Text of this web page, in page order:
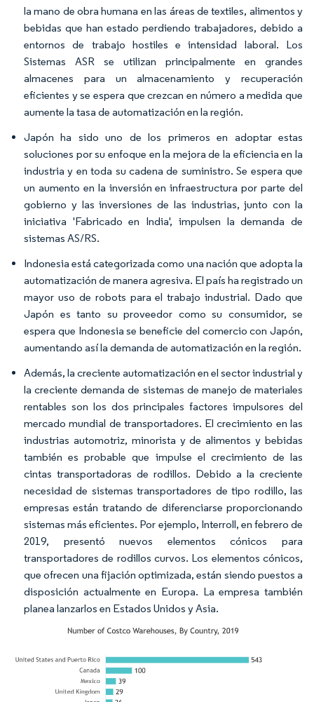
la mano de obra humana en las áreas de textiles, alimentos y
bebidas que han estado perdiendo trabajadores, debido a
entornos de trabajo hostiles e intensidad laboral. ​Los
Sistemas ASR se utilizan principalmente en grandes
almacenes para un almacenamiento y recuperación
eficientes y se espera que crezcan en número a medida que
aumente la tasa de automatización en la región.
Japón ha sido uno de los primeros en adoptar estas
soluciones por su enfoque en la mejora de la eficiencia en la
industria y en toda su cadena de suministro. Se espera que
un aumento en la inversión en infraestructura por parte del
gobierno y las inversiones de las industrias, junto con la
iniciativa 'Fabricado en India', impulsen la demanda de
sistemas AS/RS.​
Indonesia está categorizada como una nación que adopta la
automatización de manera agresiva. El país ha registrado un
mayor uso de robots para el trabajo industrial. Dado que
Japón es tanto su proveedor como su consumidor, se
espera que Indonesia se beneficie del comercio con Japón,
aumentando así la demanda de automatización en la región.​
Además, la creciente automatización en el sector industrial y
la creciente demanda de sistemas de manejo de materiales
rentables son los dos principales factores impulsores del
mercado mundial de transportadores. El crecimiento en las
industrias automotriz, minorista y de alimentos y bebidas
también es probable que impulse el crecimiento de las
cintas transportadoras de rodillos. Debido a la creciente
necesidad de sistemas transportadores de tipo rodillo, las
empresas están tratando de diferenciarse proporcionando
sistemas más eficientes. Por ejemplo, Interroll, en febrero de
2019, presentó nuevos elementos cónicos para
transportadores de rodillos curvos. Los elementos cónicos,
que ofrecen una fijación optimizada, están siendo puestos a
disposición actualmente en Europa. La empresa también
planea lanzarlos en Estados Unidos y Asia.